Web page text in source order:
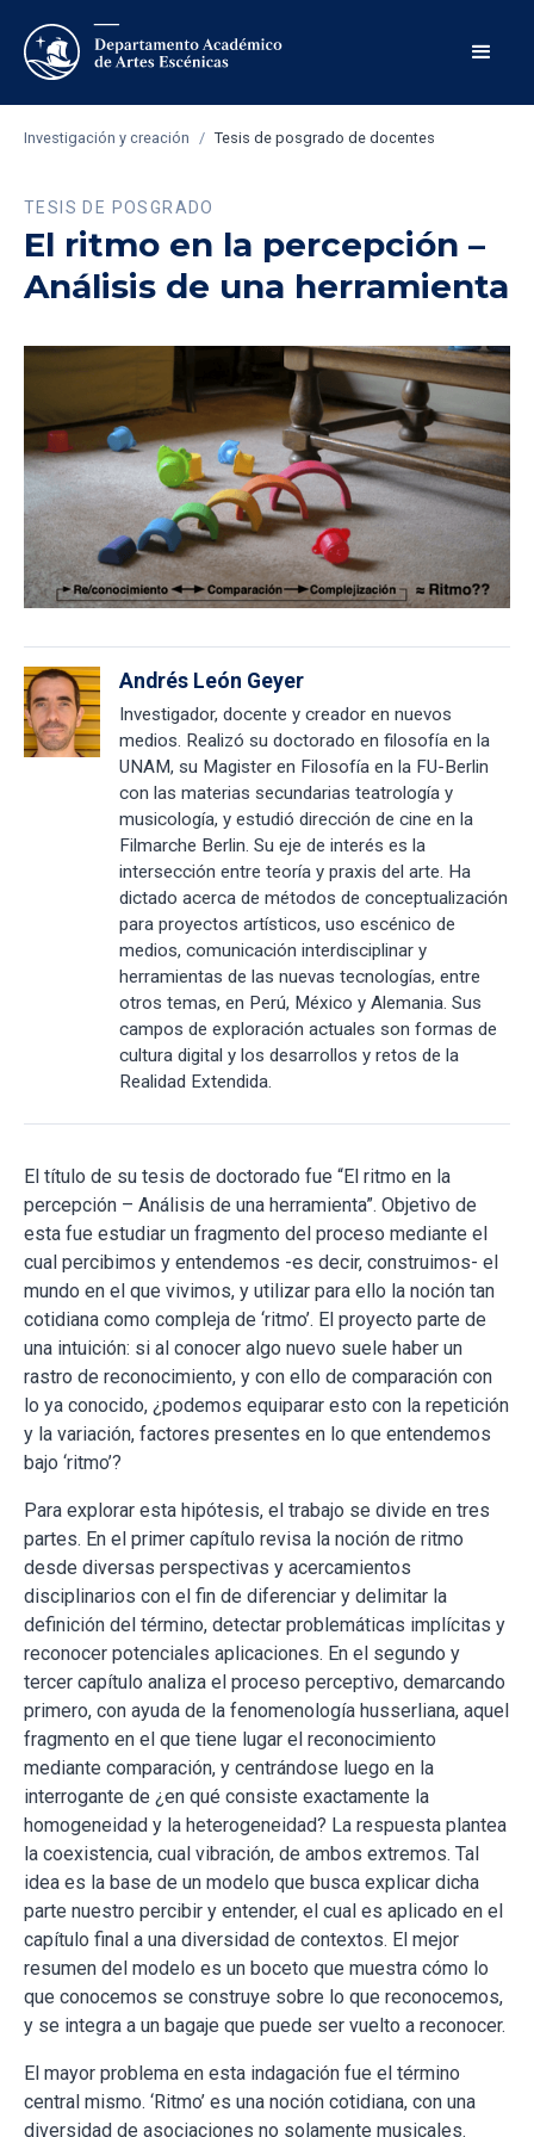
Investigación y creación / Tesis de posgrado de docentes
TESIS DE POSGRADO
El ritmo en la percepción –
Análisis de una herramienta
Andrés León Geyer
Investigador, docente y creador en nuevos
medios. Realizó su doctorado en filosofía en la
UNAM, su Magister en Filosofía en la FU-Berlin
con las materias secundarias teatrología y
musicología, y estudió dirección de cine en la
Filmarche Berlin. Su eje de interés es la
intersección entre teoría y praxis del arte. Ha
dictado acerca de métodos de conceptualización
para proyectos artísticos, uso escénico de
medios, comunicación interdisciplinar y
herramientas de las nuevas tecnologías, entre
otros temas, en Perú, México y Alemania. Sus
campos de exploración actuales son formas de
cultura digital y los desarrollos y retos de la
Realidad Extendida.
El título de su tesis de doctorado fue “El ritmo en la
percepción – Análisis de una herramienta”. Objetivo de
esta fue estudiar un fragmento del proceso mediante el
cual percibimos y entendemos -es decir, construimos- el
mundo en el que vivimos, y utilizar para ello la noción tan
cotidiana como compleja de ‘ritmo’. El proyecto parte de
una intuición: si al conocer algo nuevo suele haber un
rastro de reconocimiento, y con ello de comparación con
lo ya conocido, ¿podemos equiparar esto con la repetición
y la variación, factores presentes en lo que entendemos
bajo ‘ritmo’?
Para explorar esta hipótesis, el trabajo se divide en tres
partes. En el primer capítulo revisa la noción de ritmo
desde diversas perspectivas y acercamientos
disciplinarios con el fin de diferenciar y delimitar la
definición del término, detectar problemáticas implícitas y
reconocer potenciales aplicaciones. En el segundo y
tercer capítulo analiza el proceso perceptivo, demarcando
primero, con ayuda de la fenomenología husserliana, aquel
fragmento en el que tiene lugar el reconocimiento
mediante comparación, y centrándose luego en la
interrogante de ¿en qué consiste exactamente la
homogeneidad y la heterogeneidad? La respuesta plantea
la coexistencia, cual vibración, de ambos extremos. Tal
idea es la base de un modelo que busca explicar dicha
parte nuestro percibir y entender, el cual es aplicado en el
capítulo final a una diversidad de contextos. El mejor
resumen del modelo es un boceto que muestra cómo lo
que conocemos se construye sobre lo que reconocemos,
y se integra a un bagaje que puede ser vuelto a reconocer.
El mayor problema en esta indagación fue el término
central mismo. ‘Ritmo’ es una noción cotidiana, con una
diversidad de asociaciones no solamente musicales.